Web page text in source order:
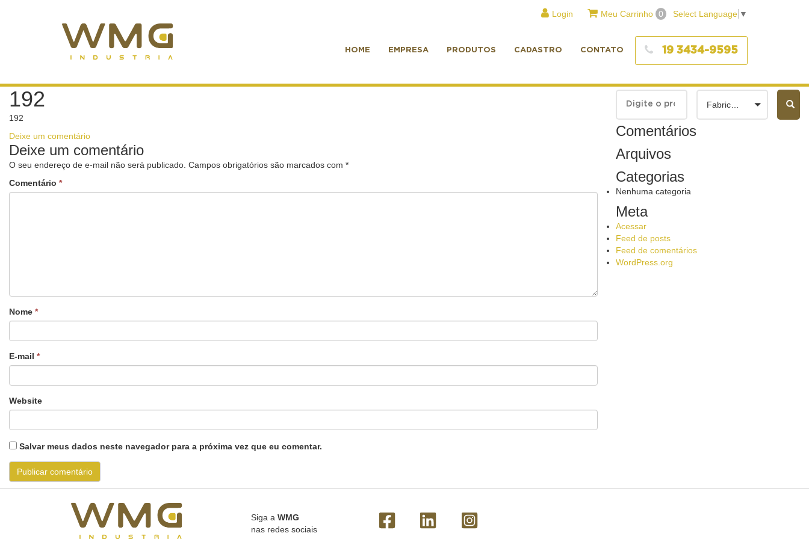
Login Meu Carrinho 0 Select Language ▼
HOME EMPRESA PRODUTOS CADASTRO CONTATO 19 3434-9595
192
192
Deixe um comentário
Deixe um comentário
O seu endereço de e-mail não será publicado. Campos obrigatórios são marcados com *
Comentário *
Nome *
E-mail *
Website
Salvar meus dados neste navegador para a próxima vez que eu comentar.
Fabricantes
Comentários
Arquivos
Categorias
Nenhuma categoria
Meta
Acessar
Feed de posts
Feed de comentários
WordPress.org
Siga a WMG
nas redes sociais